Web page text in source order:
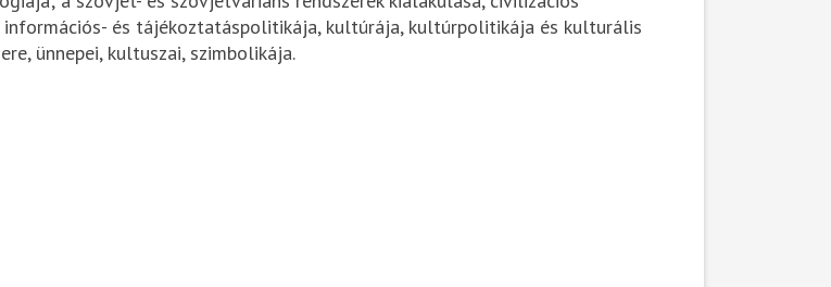
információs- és tájékoztatáspolitikája, kultúrája, kultúrpolitikája és kulturális
ünnepei, kultuszai, szimbolikája.